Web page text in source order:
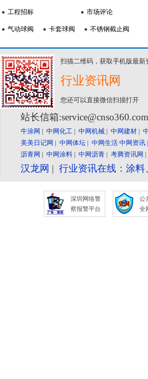
工程招标 市场评论
气动球阀 卡套球阀 不锈钢截止阀
扫描二维码，获取手机版最新
行业资讯网
您还可以直接微信扫描打开
站长信箱
牛涂网 | 中网化工 | 中网机械 | 中网建材 |
美美日记网 | 中网体坛 | 中网生活 中网资讯 |
沥青网 | 中网涂料 | 中网沥青 | 考腾资讯网 |
汉龙网 | 行业资讯在线：涂
深圳网络警
察报警平台
公
全